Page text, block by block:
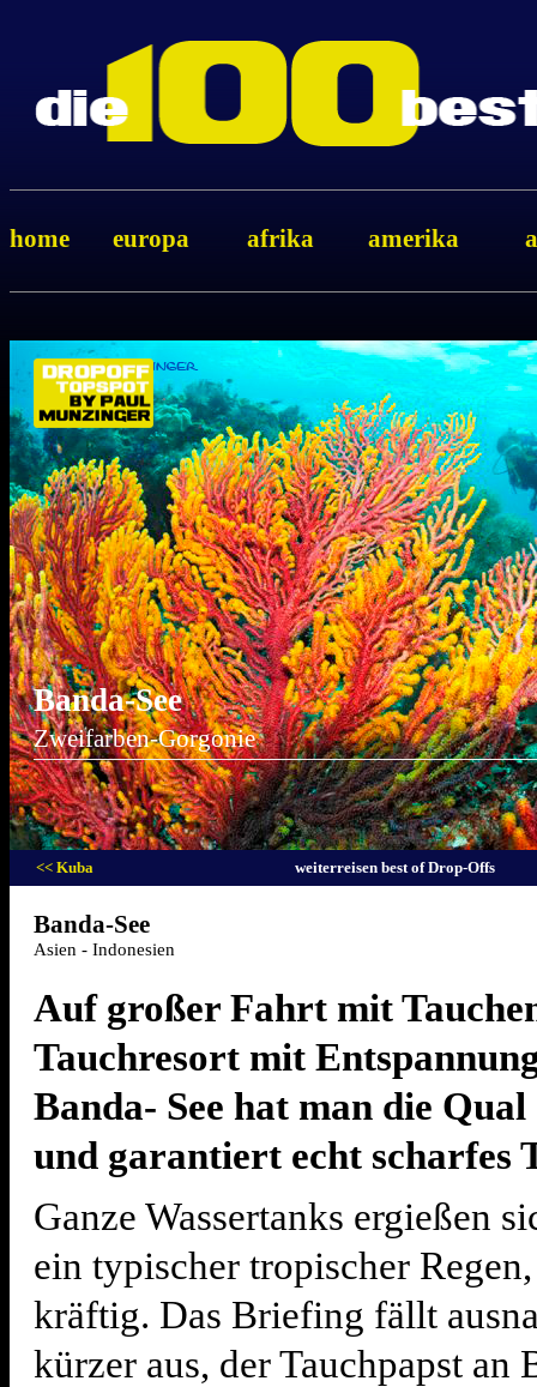
home europa afrika amerika
Banda-See
Zweifarben-Gorgonie
<< Kuba weiterreisen best of Drop-Offs
Banda-See
Asien - Indonesien
Auf großer Fahrt mit
Tauchresort mit
Banda- See hat man die
und garantiert echt scharfes
Ganze Wassertanks ergießen
ein typischer tropischer
kräftig. Das Briefing fällt
kürzer aus, der Tauchpapst an